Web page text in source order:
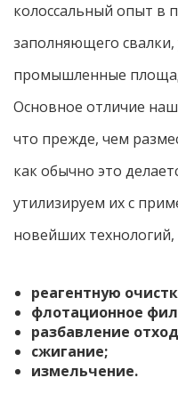
колоссальный опыт в
заполняющего
промышленные
Основное отличие
что прежде, чем
как обычно это
утилизируем их с
новейших
реагентную
флотационное
разбавление
сжигание;
измельчение.